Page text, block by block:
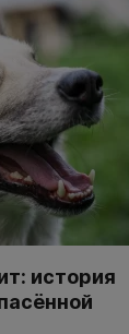
история